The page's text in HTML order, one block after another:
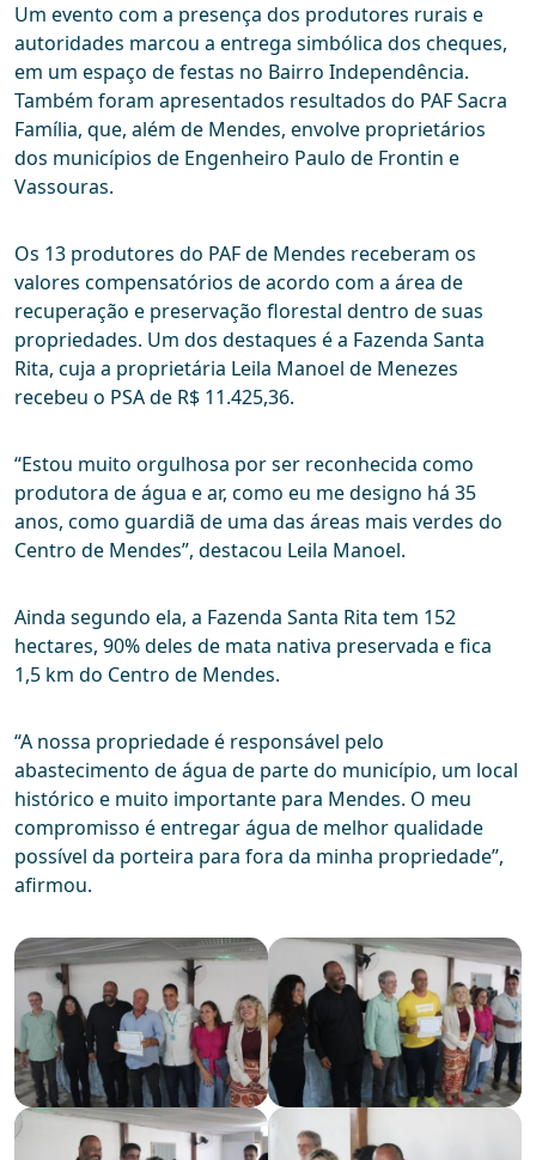
Um evento com a presença dos produtores rurais e
autoridades marcou a entrega simbólica dos cheques,
em um espaço de festas no Bairro Independência.
Também foram apresentados resultados do PAF Sacra
Família, que, além de Mendes, envolve proprietários
dos municípios de Engenheiro Paulo de Frontin e
Vassouras.
Os 13 produtores do PAF de Mendes receberam os
valores compensatórios de acordo com a área de
recuperação e preservação florestal dentro de suas
propriedades. Um dos destaques é a Fazenda Santa
Rita, cuja a proprietária Leila Manoel de Menezes
recebeu o PSA de R$ 11.425,36.
“Estou muito orgulhosa por ser reconhecida como
produtora de água e ar, como eu me designo há 35
anos, como guardiã de uma das áreas mais verdes do
Centro de Mendes”, destacou Leila Manoel.
Ainda segundo ela, a Fazenda Santa Rita tem 152
hectares, 90% deles de mata nativa preservada e fica
1,5 km do Centro de Mendes.
“A nossa propriedade é responsável pelo
abastecimento de água de parte do município, um local
histórico e muito importante para Mendes. O meu
compromisso é entregar água de melhor qualidade
possível da porteira para fora da minha propriedade”,
afirmou.